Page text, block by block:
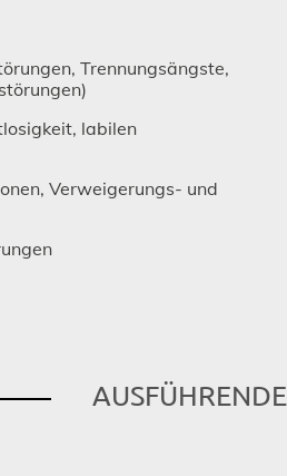
Trennungsängste,
labilen
Verweigerungs- und